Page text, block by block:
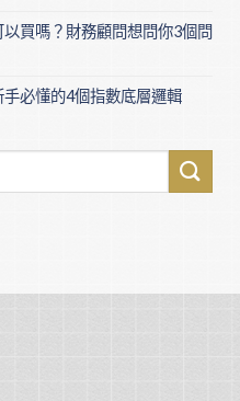
買嗎？財務顧問想問你3個問
必懂的4個指數底層邏輯